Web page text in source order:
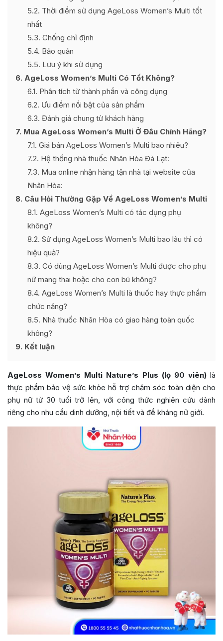
5.2 Thời điểm sử dụng AgeLoss Women’s Multi tốt
nhất
5.3 Chống chỉ định
5.4 Bảo quản
5.5 Lưu ý khi sử dụng
6 AgeLoss Women’s Multi Có Tốt Không?
6.1 Phân tích từ thành phần và công dụng
6.2 Ưu điểm nổi bật của sản phẩm
6.3 Đánh giá chung từ khách hàng
7 Mua AgeLoss Women’s Multi Ở Đâu Chính Hãng?
7.1 Giá bán AgeLoss Women’s Multi bao nhiêu?
7.2 Hệ thống nhà thuốc Nhân Hòa Đà Lạt:
7.3 Mua online nhận hàng tận nhà tại website của
Nhân Hòa:
8 Câu Hỏi Thường Gặp Về AgeLoss Women’s Multi
8.1 AgeLoss Women’s Multi có tác dụng phụ
không?
8.2 Sử dụng AgeLoss Women’s Multi bao lâu thì có
hiệu quả?
8.3 Có dùng AgeLoss Women’s Multi được cho phụ
nữ mang thai hoặc cho con bú không?
8.4 AgeLoss Women’s Multi là thuốc hay thực phẩm
chức năng?
8.5 Nhà thuốc Nhân Hòa có giao hàng toàn quốc
không?
9 Kết luận
AgeLoss Women’s Multi Nature’s Plus (lọ 90 viên) là
thực phẩm bảo vệ sức khỏe hỗ trợ chăm sóc toàn diện cho
phụ nữ từ 30 tuổi trở lên, với công thức nghiên cứu dành
riêng cho nhu cầu dinh dưỡng, nội tiết và đề kháng nữ giới.